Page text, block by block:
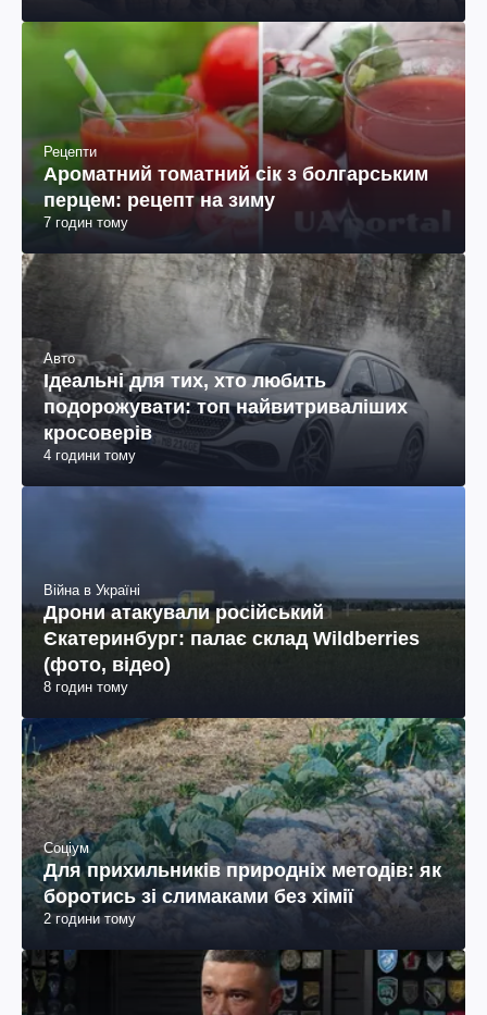
Рецепти
Ароматний томатний сік з болгарським
перцем: рецепт на зиму
7 годин тому
Авто
Ідеальні для тих, хто любить
подорожувати: топ найвитриваліших
кросоверів
4 години тому
Війна в Україні
Дрони атакували російський
Єкатеринбург: палає склад Wildberries
(фото, відео)
8 годин тому
Соціум
Для прихильників природніх методів: як
боротись зі слимаками без хімії
2 години тому